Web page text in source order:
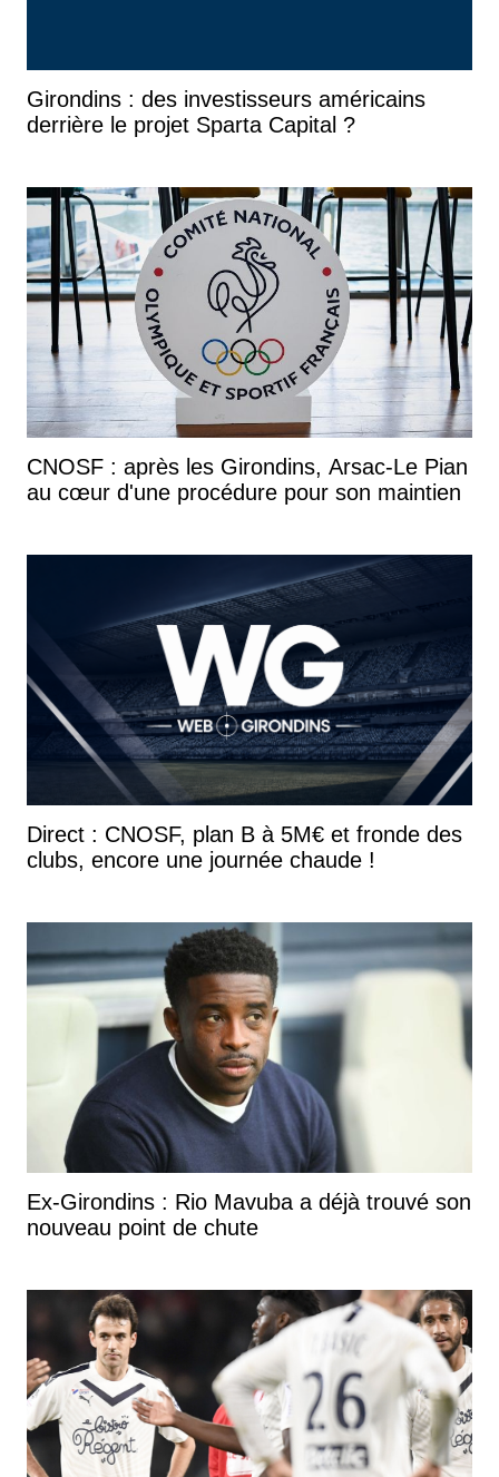
Girondins : des investisseurs américains
derrière le projet Sparta Capital ?
CNOSF : après les Girondins, Arsac-Le Pian
au cœur d'une procédure pour son maintien
Direct : CNOSF, plan B à 5M€ et fronde des
clubs, encore une journée chaude !
Ex-Girondins : Rio Mavuba a déjà trouvé son
nouveau point de chute